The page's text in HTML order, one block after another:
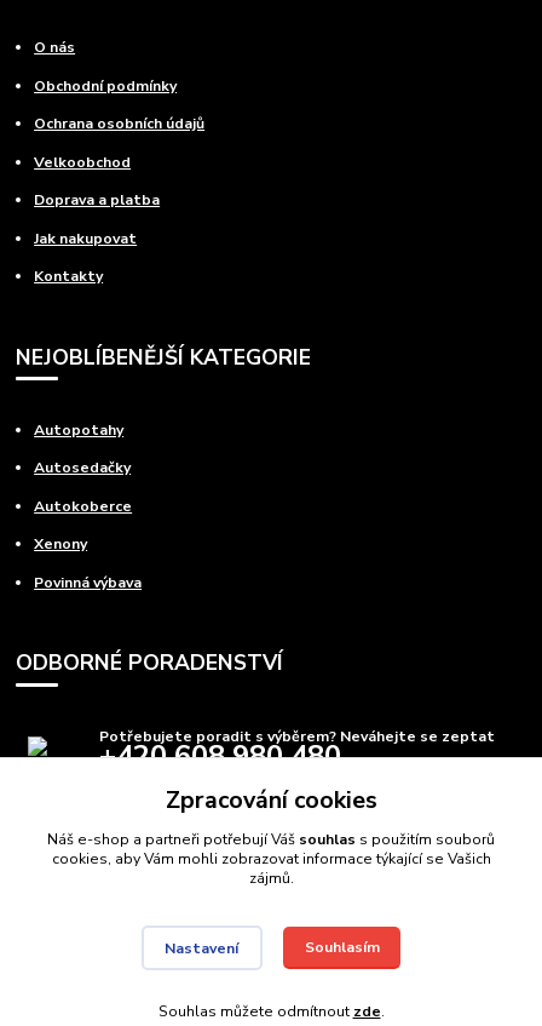
O nás
Obchodní podmínky
Ochrana osobních údajů
Velkoobchod
Doprava a platba
Jak nakupovat
Kontakty
NEJOBLÍBENĚJŠÍ KATEGORIE
Autopotahy
Autosedačky
Autokoberce
Xenony
Povinná výbava
ODBORNÉ PORADENSTVÍ
Potřebujete poradit s výběrem? Neváhejte se zeptat
+420 608 980 480
info@autods.cz
Autodíly Ostrava// Navštivte také:Domečkové postele
Vytvořeno na
Eshop-rychle.cz
Zpracování cookies
Náš e-shop a partneři potřebují Váš souhlas s použitím souborů
cookies, aby Vám mohli zobrazovat informace týkající se Vašich
zájmů.
Nastavení Souhlasím
Souhlas můžete odmítnout zde.